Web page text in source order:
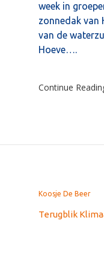
week in
zonnedak van
van de
Hoeve….
Continue
Koosje De Beer
Terugblik